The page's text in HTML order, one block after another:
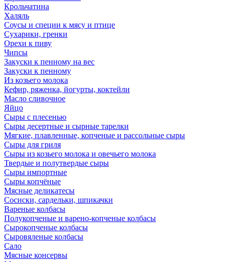
Крольчатина
Халяль
Соусы и специи к мясу и птице
Сухарики, гренки
Орехи к пиву
Чипсы
Закуски к пенному на вес
Закуски к пенному
Из козьего молока
Кефир, ряженка, йогурты, коктейли
Масло сливочное
Яйцо
Сыры с плесенью
Сыры десертные и сырные тарелки
Мягкие, плавленные, копченые и рассольные сыры
Сыры для гриля
Сыры из козьего молока и овечьего молока
Твердые и полутвердые сыры
Сыры импортные
Сыры копчёные
Мясные деликатесы
Сосиски, сардельки, шпикачки
Вареные колбасы
Полукопченые и варено-копченые колбасы
Сырокопченые колбасы
Сыровяленые колбасы
Сало
Мясные консервы